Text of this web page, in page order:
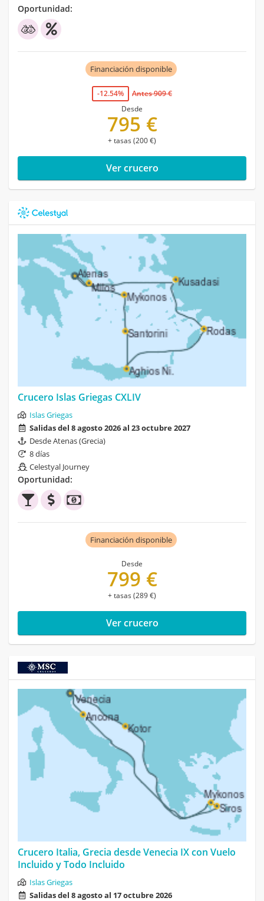
Oportunidad:
Financiación disponible
-12.54%
Antes 909 €
Desde
795 €
+ tasas (200 €)
Ver crucero
Crucero Islas Griegas CXLIV
Islas Griegas
Salidas del 8 agosto 2026 al 23 octubre 2027
Desde Atenas (Grecia)
8 días
Celestyal Journey
Oportunidad:
Financiación disponible
Desde
799 €
+ tasas (289 €)
Ver crucero
Crucero Italia, Grecia desde Venecia IX con Vuelo
Incluido y Todo Incluido
Islas Griegas
Salidas del 8 agosto al 17 octubre 2026